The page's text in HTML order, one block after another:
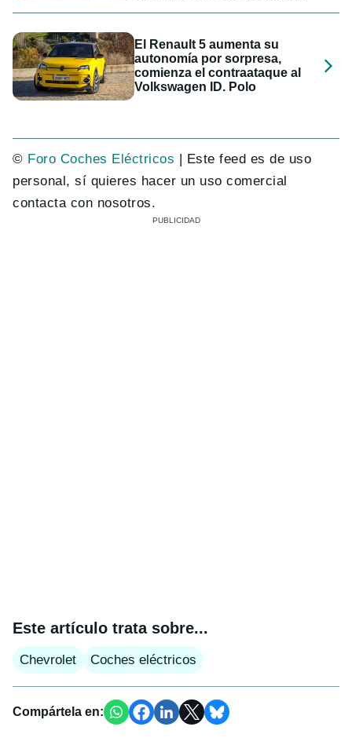
El Renault 5 aumenta su
autonomía por sorpresa,
comienza el contraataque al
Volkswagen ID. Polo
© Foro Coches Eléctricos | Este feed es de uso
personal, sí quieres hacer un uso comercial
contacta con nosotros.
Este artículo trata sobre...
Chevrolet Coches eléctricos
Compártela en: